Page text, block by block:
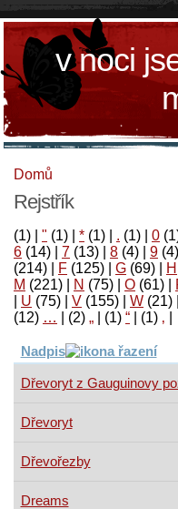
v noci
Domů
Rejstřík
(1) " (1) * (1) . (1) 0
6 (14) 7 (13) 8 (4) 9 (4)
(214)
F (125) G (69) H
M (221) N (75) O (61)
U (75) V (155) W (21)
‚
(1)
“
(1)
„
(2)
…
(12)
Nadpis
Dřevoryt z Gauguinovy
Dřevoryt
Dřevořezby
Dreams